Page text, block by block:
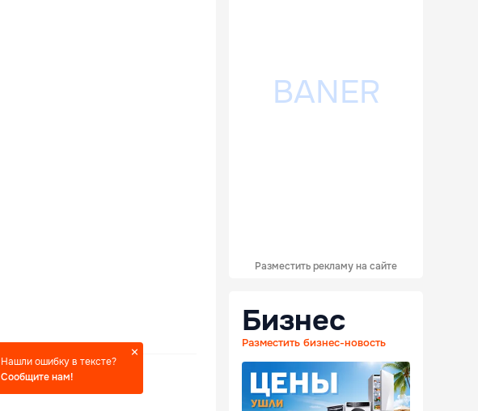
Нашли ошибку в тексте?
Сообщите нам!
Разместить рекламу на сайте
Бизнес
Разместить бизнес-новость